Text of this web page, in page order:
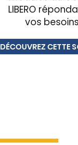
LIBERO
vos besoins
DÉCOUVREZ CETTE